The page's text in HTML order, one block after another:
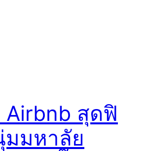
Airbnb สุดฟิ
มหาลัย